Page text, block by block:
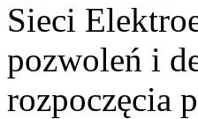
Sieci
pozwoleń i
rozpoczęcia